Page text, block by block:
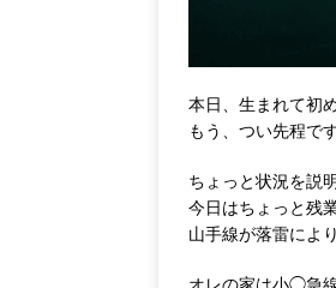
本日、生まれて初
もう、つい先程です
ちょっと状況を説
今日はちょっと残
山手線が落雷によ